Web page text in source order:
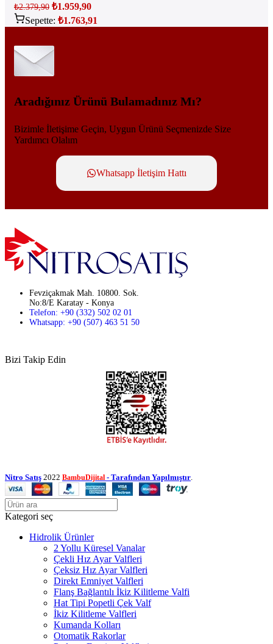
₺2.379,90 ₺1.959,90
Sepette: ₺1.763,91
Aradığınız Ürünü Bulamadınız Mı?
Bizimle İletişime Geçin, Uygun Ürünü Seçmenizde Size
Yardımcı Olalım
Whatsapp İletişim Hattı
Fevziçakmak Mah. 10800. Sok.
No:8/E Karatay - Konya
Telefon: +90 (332) 502 02 01
Whatsapp: +90 (507) 463 51 50
Bizi Takip Edin
Nitro Satış 2022 BambuDijital - Tarafından Yapılmıştır
Kategori seç
Hidrolik Ürünler
2 Yollu Küresel Vanalar
Çekli Hız Ayar Valfleri
Çeksiz Hız Ayar Valfleri
Direkt Emniyet Valfleri
Flanş Bağlantılı İkiz Kilitleme Valfi
Hat Tipi Popetli Çek Valf
İkiz Kilitleme Valfleri
Kumanda Kolları
Otomatik Rakorlar